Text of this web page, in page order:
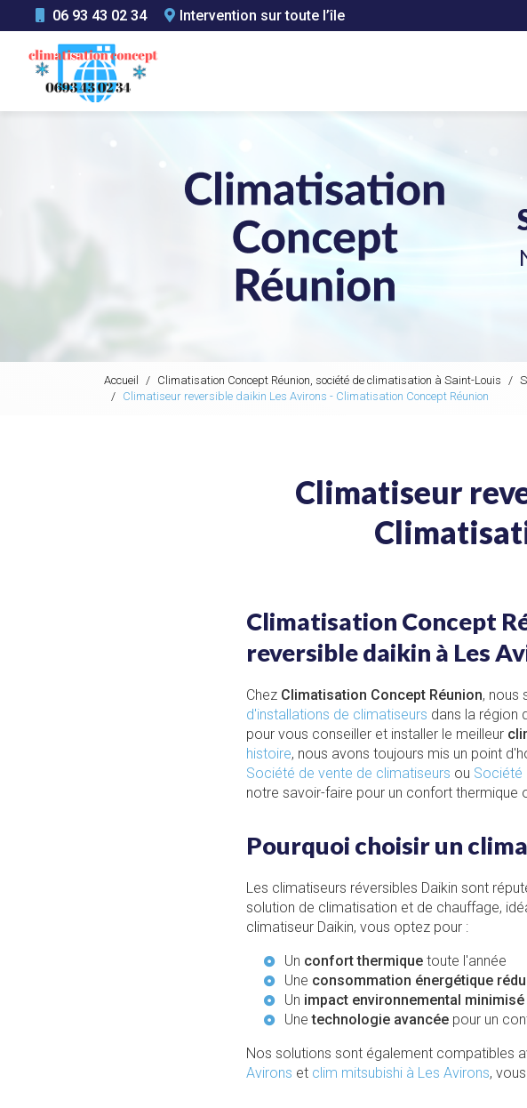
au
contenu
principal
06 93 43 02 34 Intervention sur toute l’île
Accueil Climatisation Concept Réunion, société de climatisation à Saint-Louis
Climatiseur reversible daikin Les Avirons - Climatisation Concept Réunion
Climatiseur
Climatisation Concept
reversible daikin à Les
Chez Climatisation Concept Réunion, nous
d'installations de climatiseurs dans la région
pour vous conseiller et installer le meilleur
histoire, nous avons toujours mis un point
Société de vente de climatiseurs ou Société
notre savoir-faire pour un confort thermique
Pourquoi choisir un
Les climatiseurs réversibles Daikin sont
solution de climatisation et de chauffage,
climatiseur Daikin, vous optez pour :
Un confort thermique toute l'année
Une consommation énergétique
Un impact environnemental minimisé
Unetechnologie avancée pour un
Nos solutions sont également compatibles
Avirons et clim mitsubishi à Les Avirons,